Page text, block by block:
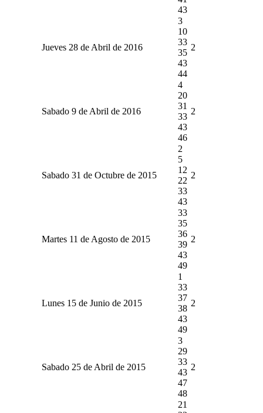
43
Jueves 28 de Abril de 2016
3
10
33
35
43
44
2
Sabado 9 de Abril de 2016
4
20
31
33
43
46
2
Sabado 31 de Octubre de 2015
2
5
12
22
33
43
2
Martes 11 de Agosto de 2015
33
35
36
39
43
49
2
Lunes 15 de Junio de 2015
1
33
37
38
43
49
2
Sabado 25 de Abril de 2015
3
29
33
43
47
48
2
21